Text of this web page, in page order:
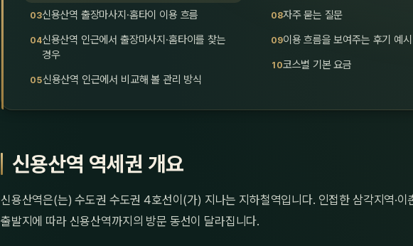
신용산역 출장마사지·홈타이 이용 흐름
신용산역 인근에서 출장마사지·홈타이를 찾는
경우
신용산역 인근에서 비교해 볼 관리 방식
자주 묻는 질문
이용 흐름을 보여주는 후기 예시
코스별 기본 요금
신용산역 역세권 개요
신용산역은(는) 수도권 수도권 4호선이(가) 지나는 지하철역입니다. 인접한 삼각지역·이
출발지에 따라 신용산역까지의 방문 동선이 달라집니다.